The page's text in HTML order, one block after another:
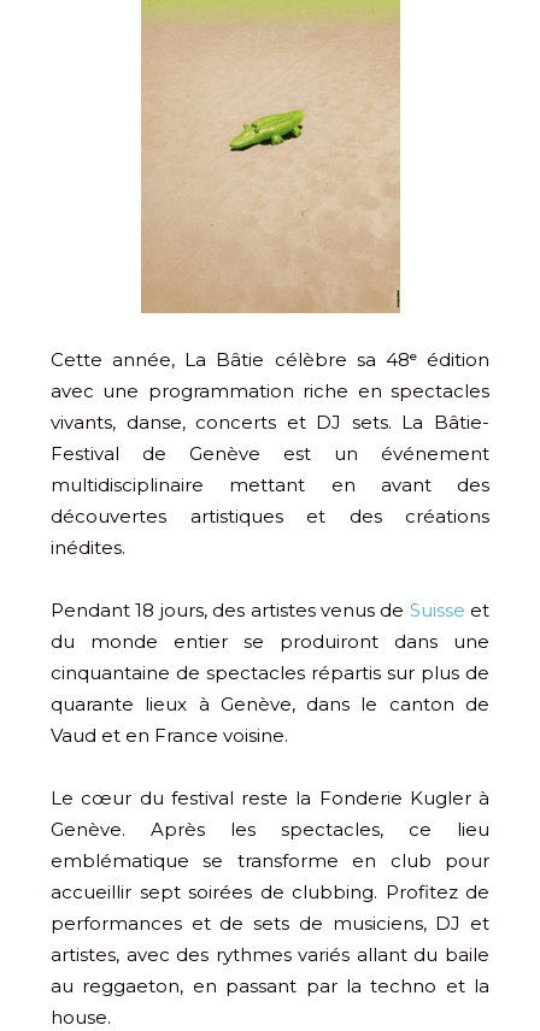
Cette année, La Bâtie célèbre sa 48ᵉ édition
avec une programmation riche en spectacles
vivants, danse, concerts et DJ sets. La Bâtie-
Festival de Genève est un événement
multidisciplinaire mettant en avant des
découvertes artistiques et des créations
inédites.
Pendant 18 jours, des artistes venus de Suisse et
du monde entier se produiront dans une
cinquantaine de spectacles répartis sur plus de
quarante lieux à Genève, dans le canton de
Vaud et en France voisine.
Le cœur du festival reste la Fonderie Kugler à
Genève. Après les spectacles, ce lieu
emblématique se transforme en club pour
accueillir sept soirées de clubbing. Profitez de
performances et de sets de musiciens, DJ et
artistes, avec des rythmes variés allant du baile
au reggaeton, en passant par la techno et la
house.